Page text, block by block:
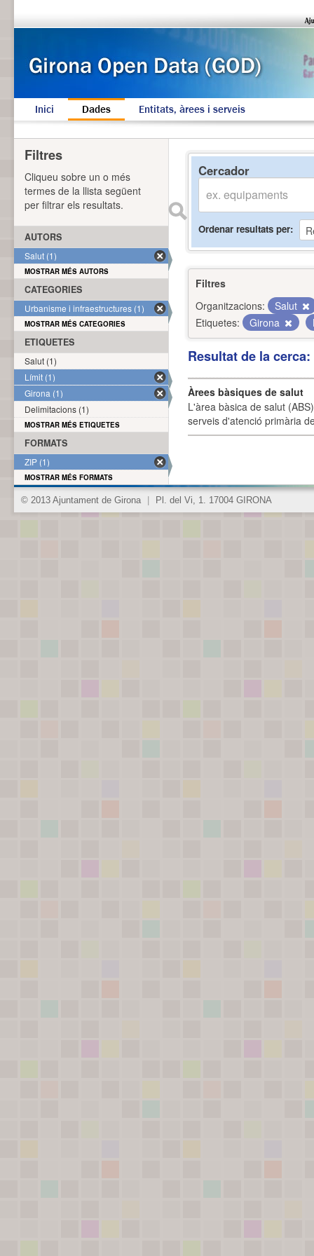
Inici Dades Entitats, àrees i serveis
Cercador
Ordenar resultats per
Filtres
Organitzacions:
Salut
Etiquetes:
Girona
Resultat de la
Àrees bàsiques de salut
L'àrea bàsica de salut
serveis d'atenció primària
Filtres
Cliqueu sobre un o més
termes de la llista següent
per filtrar els resultats.
AUTORS
Salut (1)
MOSTRAR MÉS AUTORS
CATEGORIES
Urbanisme i infraestructures (1)
MOSTRAR MÉS CATEGORIES
ETIQUETES
Salut (1)
Límit (1)
Girona (1)
Delimitacions (1)
MOSTRAR MÉS ETIQUETES
FORMATS
ZIP (1)
MOSTRAR MÉS FORMATS
© 2013 Ajuntament de Girona Pl. del Vi, 1. 17004 GIRONA